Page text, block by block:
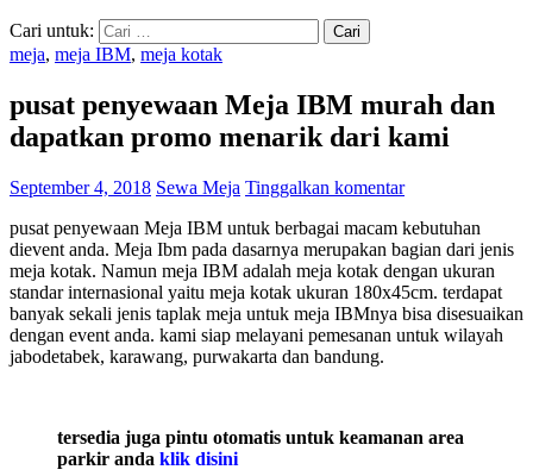
Cari untuk:
meja, meja IBM, meja kotak
pusat penyewaan Meja IBM murah dan
dapatkan promo menarik dari kami
September 4, 2018 Sewa Meja Tinggalkan komentar
pusat penyewaan Meja IBM untuk berbagai macam kebutuhan
dievent anda. Meja Ibm pada dasarnya merupakan bagian dari jenis
meja kotak. Namun meja IBM adalah meja kotak dengan ukuran
standar internasional yaitu meja kotak ukuran 180x45cm. terdapat
banyak sekali jenis taplak meja untuk meja IBMnya bisa disesuaikan
dengan event anda. kami siap melayani pemesanan untuk wilayah
jabodetabek, karawang, purwakarta dan bandung.
tersedia juga pintu otomatis untuk keamanan area
parkir anda klik disini